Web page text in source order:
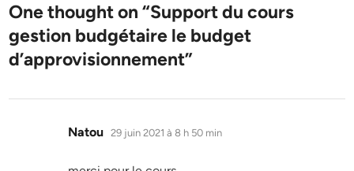
One thought on “Support du cours
gestion budgétaire le budget
d’approvisionnement”
Natou dit :
29 juin 2021 à 8 h 50 min